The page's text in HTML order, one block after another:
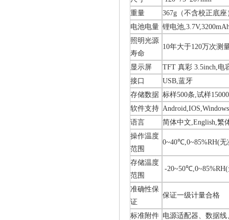
重量
367g（不含校正底座
电池电量 锂电池
照明光源
寿命
10年大于120万次测
显示屏
TFT 真彩 3.5inch,电
接口
USB,蓝牙
存储数据 标样500条,试样
软件支持
语言
简体中文,English,繁
操作温度
范围
0~40℃,0~85%RH(无
存储温度
范围
-
准确性保
证
保证一级计量合格
标准附件 电源适配器、数据